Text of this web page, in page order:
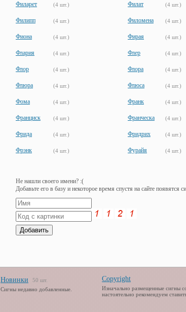
Филарет (4 шт.) Филат (4 шт.)
Филипп (4 шт.) Филомена (4 шт.)
Фиона (4 шт.) Фирая (4 шт.)
Флария (4 шт.) Флер (4 шт.)
Флор (4 шт.) Флора (4 шт.)
Флюра (4 шт.) Флюса (4 шт.)
Фома (4 шт.) Франк (4 шт.)
Франциск (4 шт.) Франческа (4 шт.)
Фрида (4 шт.) Фридрих (4 шт.)
Фрэнк (4 шт.) Фурайя (4 шт.)
Не нашли своего имени? :(
Добавьте его в базу и некоторое время спустя на сайте
Новинки
50 шт.
Сигны недавно добавленные.
Copyright
Изначально размещенные сигны
настоятельно рекомендуем